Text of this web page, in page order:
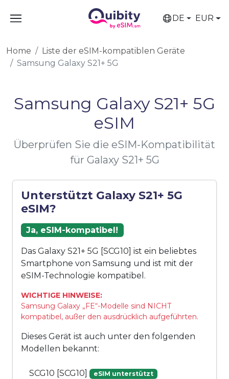
DE EUR
Home
Liste der eSIM-kompatiblen Geräte
Samsung Galaxy S21+ 5G
Samsung Galaxy S21+ 5G
eSIM
Überprüfen Sie die eSIM-Kompatibilität
für Galaxy S21+ 5G
Unterstützt Galaxy S21+ 5G
eSIM?
Ja, eSIM-kompatibel!
Das Galaxy S21+ 5G [SCG10] ist ein beliebtes
Smartphone von Samsung und ist mit der
eSIM-Technologie kompatibel.
WICHTIGE HINWEISE:
Samsung Galaxy „FE“-Modelle sind NICHT
kompatibel, außer den ausdrücklich aufgeführten.
Dieses Gerät ist auch unter den folgenden
Modellen bekannt:
SCG10 [SCG10] eSIM unterstützt